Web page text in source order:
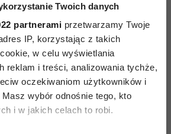
Twoich danych
partnerami przetwarzamy Twoje
IP, korzystając z takich
w celu wyświetlania
reklam i treści, analizowania tychże,
oczekiwaniom użytkowników i
wybór odnośnie tego, kto
i w jakich celach to robi.
▪ 15 dag sera żółtego
Mońki w bloku ▪ 15 dag serka
do smaku ▪ klika płatków
Przygotowanie
ze sobą ser żółty starty na
mąkę, margarynę, sól i
i włóż je na 10 minut do